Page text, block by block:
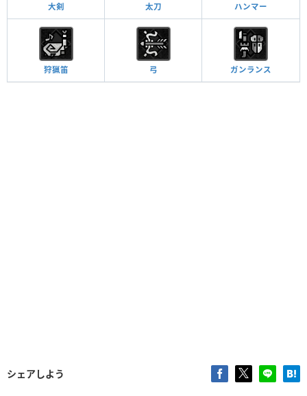
大剣 太刀 ハンマー
狩猟笛 弓 ガンランス
シェアしよう